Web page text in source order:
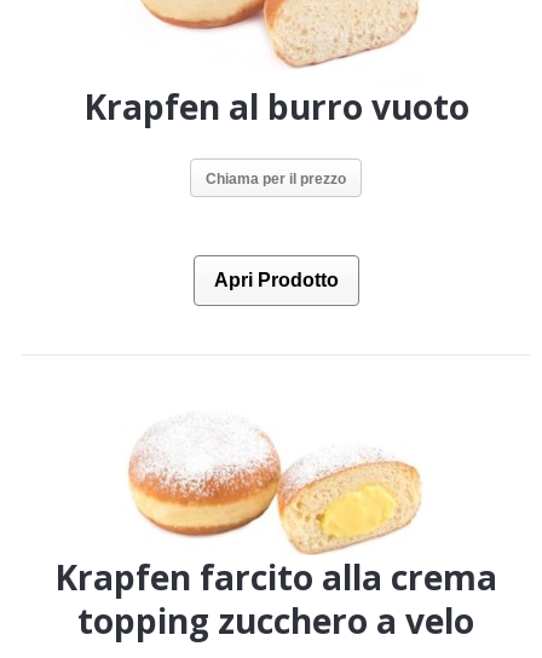
Krapfen al burro vuoto
Chiama per il prezzo
Apri Prodotto
Krapfen farcito alla crema
topping zucchero a velo